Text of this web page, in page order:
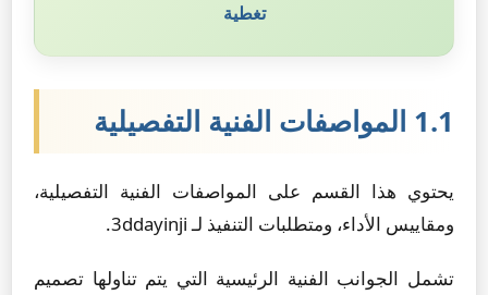
تغطية
1.1 المواصفات الفنية التفصيلية
يحتوي هذا القسم على المواصفات الفنية التفصيلية،
ومقاييس الأداء، ومتطلبات التنفيذ لـ 3ddayinji.
تشمل الجوانب الفنية الرئيسية التي يتم تناولها تصميم